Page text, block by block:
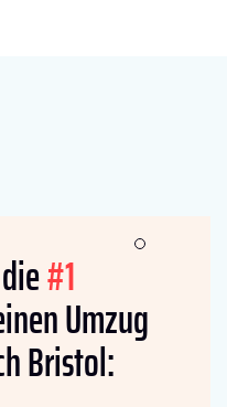
#1
Umzug
Bristol: